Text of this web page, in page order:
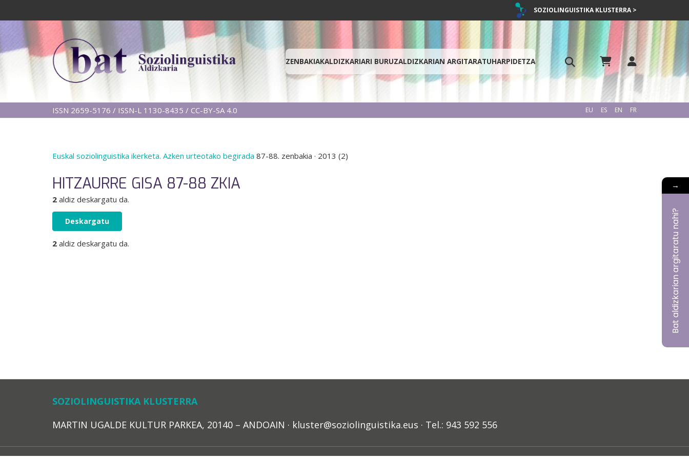
SOZIOLINGUISTIKA KLUSTERRA >
ZENBAKIAKALDIZKARIARI BURUZALDIZKARIAN ARGITARATUHARPIDETZA
ISSN 2659-5176 / ISSN-L 1130-8435 / CC-BY-SA 4.0 EU ES EN FR
Euskal soziolinguistika ikerketa. Azken urteotako begirada 87-88. zenbakia · 2013 (2)
HITZAURRE GISA 87-88 ZKIA
2 aldiz deskargatu da.
Deskargatu
2 aldiz deskargatu da.
SOZIOLINGUISTIKA KLUSTERRA
MARTIN UGALDE KULTUR PARKEA, 20140 – ANDOAIN · kluster@soziolinguistika.eus · Tel.: 943 592 556
→
Bat aldizkarian argitaratu nahi?